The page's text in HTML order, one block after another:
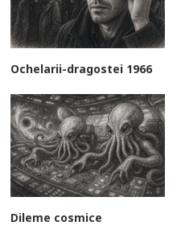
Ochelarii-dragostei 1966
Dileme cosmice